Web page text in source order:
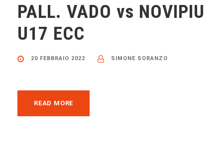
PALL. VADO vs NOVIPIU
U17 ECC
20 FEBBRAIO 2022 SIMONE SORANZO
READ MORE